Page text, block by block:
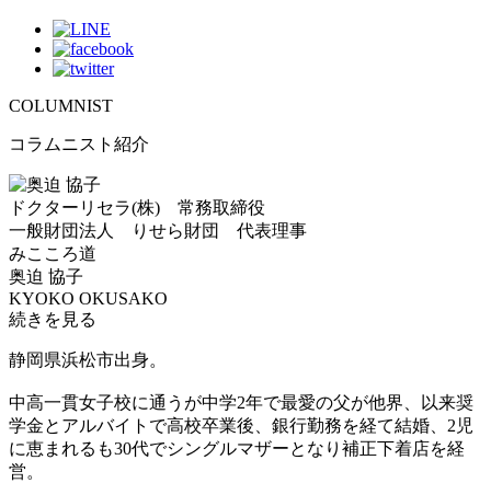
COLUMNIST
コラムニスト紹介
ドクターリセラ(株) 常務取締役
一般財団法人 りせら財団 代表理事
みこころ道
奥迫 協子
KYOKO OKUSAKO
続きを見る
静岡県浜松市出身。
中高一貫女子校に通うが中学2年で最愛の父が他界、以来奨
学金とアルバイトで高校卒業後、銀行勤務を経て結婚、2児
に恵まれるも30代でシングルマザーとなり補正下着店を経
営。